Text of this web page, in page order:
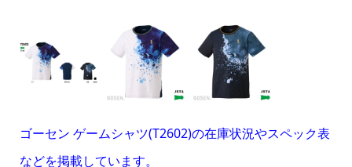
ゴーセン ゲームシャツ(T2602)の在庫状況やスペック表
などを掲載しています。